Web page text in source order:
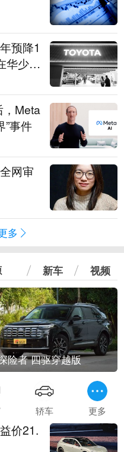
预降1
华少卖
Meta
”事件
网审
多
新车 视频
险者 四驱穿越版
轿车 更多
价21.